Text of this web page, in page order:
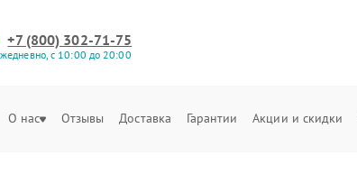
+7 (800) 302-71-75
с 10:00 до 20:00
О нас Отзывы Доставка Гарантии Акции и скидки